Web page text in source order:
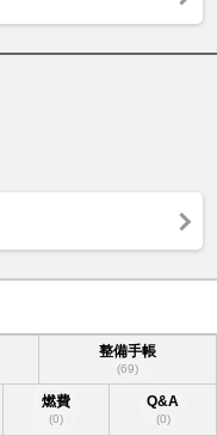
整備手帳
(69)
燃費
(0)
Q&A
(0)